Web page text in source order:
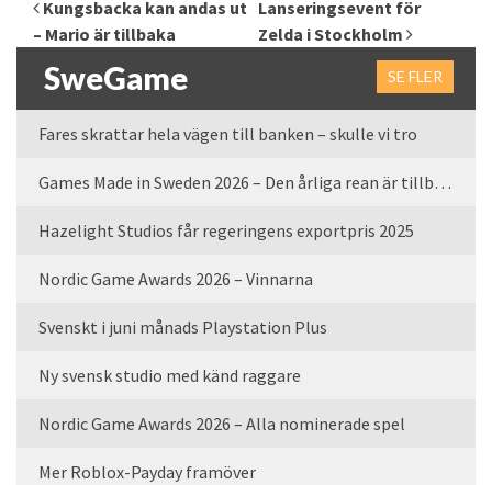
Kungsbacka kan andas ut
– Mario är tillbaka
Lanseringsevent för
Zelda i Stockholm
SweGame SE FLER
Fares skrattar hela vägen till banken – skulle vi tro
Games Made in Sweden 2026 – Den årliga rean är tillbaka
Hazelight Studios får regeringens exportpris 2025
Nordic Game Awards 2026 – Vinnarna
Svenskt i juni månads Playstation Plus
Ny svensk studio med känd raggare
Nordic Game Awards 2026 – Alla nominerade spel
Mer Roblox-Payday framöver